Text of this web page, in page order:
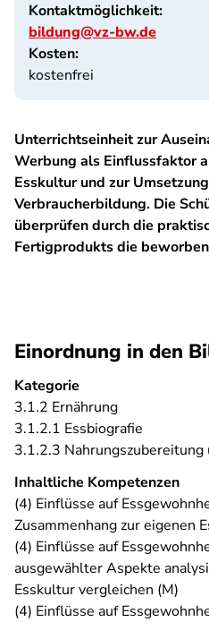
Kontaktmöglichkeit:
bildung@vz-bw.de
Kosten:
kostenfrei
Unterrichtseinheit zur
Werbung als Einflussfaktor
Esskultur und zur
Verbraucherbildung. Die
überprüfen durch die
Fertigprodukts die
Einordnung in den
Kategorie
3.1.2 Ernährung
3.1.2.1 Essbiografie
3.1.2.3
Inhaltliche Kompetenzen
(4) Einflüsse auf
Zusammenhang zur eigenen
(4) Einflüsse auf
ausgewählter Aspekte
Esskultur vergleichen (M)
(4) Einflüsse auf